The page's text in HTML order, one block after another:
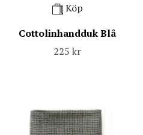
Köp
Cottolinhandduk Blå
225 kr